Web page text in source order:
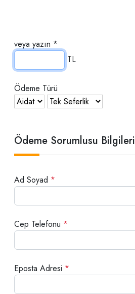
veya yazın *
TL
Ödeme Türü
Ödeme Sorumlusu Bilgileri
Ad Soyad *
Cep Telefonu *
Eposta Adresi *